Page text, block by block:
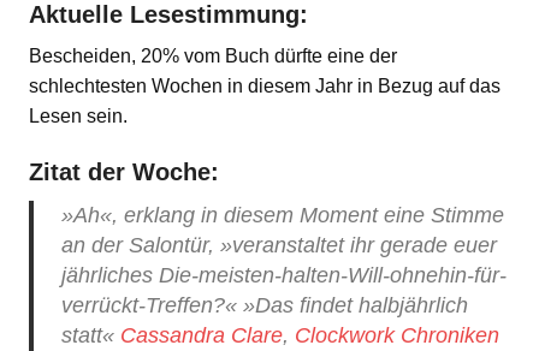
Aktuelle Lesestimmung:
Bescheiden, 20% vom Buch dürfte eine der
schlechtesten Wochen in diesem Jahr in Bezug auf das
Lesen sein.
Zitat der Woche:
»Ah«, erklang in diesem Moment eine Stimme
an der Salontür, »veranstaltet ihr gerade euer
jährliches Die-meisten-halten-Will-ohnehin-für-
verrückt-Treffen?« »Das findet halbjährlich
statt« Cassandra Clare, Clockwork Chroniken